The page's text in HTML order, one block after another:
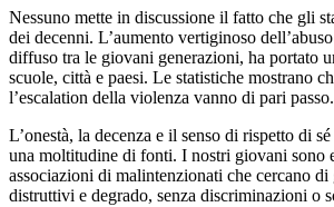
Nessuno mette in discussione il fatto che gli
dei decenni. L’aumento vertiginoso
diffuso tra le giovani generazioni, ha portato
scuole, città e paesi. Le statistiche mostrano
l’escalation della violenza vanno di pari passo.
L’onestà, la decenza e il senso di rispetto di
una moltitudine di fonti. I nostri giovani sono
associazioni di malintenzionati che cercano
distruttivi e degrado, senza discriminazioni o